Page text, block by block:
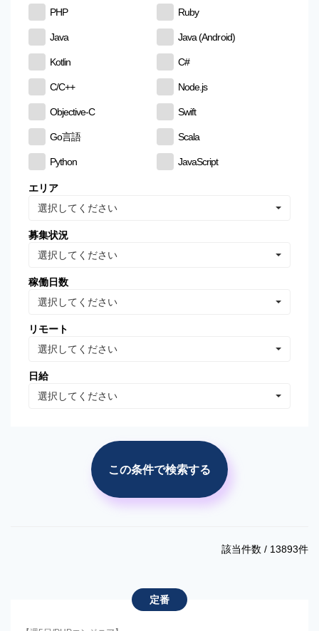
PHP
Ruby
Java Java (Android)
Kotlin C#
C/C++ Node.js
Objective-C Swift
Go言語 Scala
Python JavaScript
CSS
MySQL
Oracle Database
Linux
VB.NET
WordPress
市場調査・分析 競合調査・分析
エリア
選択してください
募集状況
選択してください
稼働日数
選択してください
リモート
選択してください
日給
選択してください
この条件で検索する
該当件数 / 13893件
定番